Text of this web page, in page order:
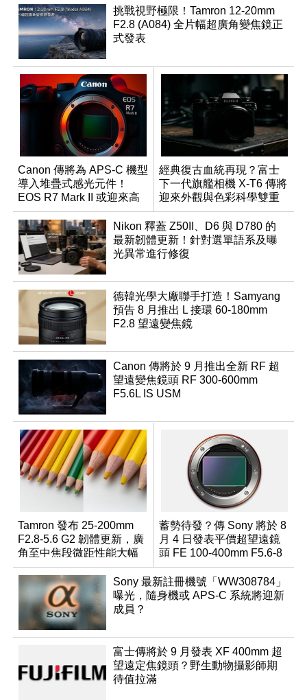
挑戰視野極限！Tamron 12-20mm
F2.8 (A084) 全片幅超廣角變焦鏡正
式發表
Canon 傳將為 APS-C 機型
導入堆疊式感光元件！
EOS R7 Mark II 或迎來高
速讀出升級
經典復古血統再現？富士
下一代旗艦相機 X-T6 傳將
迎來外觀與色彩科學雙重
優化
Nikon 釋蓋 Z50II、D6 與 D780 的
最新韌體更新！針對選單語系及曝
光異常進行修復
德韓光學大廠聯手打造！Samyang
預告 8 月推出 L 接環 60-180mm
F2.8 望遠變焦鏡
Canon 傳將於 9 月推出全新 RF 超
望遠變焦鏡頭 RF 300-600mm
F5.6L IS USM
Tamron 發布 25-200mm
F2.8-5.6 G2 韌體更新，廣
角至中焦段微距性能大幅
升級
蓄勢待發？傳 Sony 將於 8
月 4 日發表平價超望遠鏡
頭 FE 100-400mm F5.6-8
Sony 最新註冊機號「WW308784」
曝光，隨身機或 APS-C 系統將迎新
成員？
富士傳將於 9 月發表 XF 400mm 超
望遠定焦鏡頭？野生動物攝影師期
待值拉滿